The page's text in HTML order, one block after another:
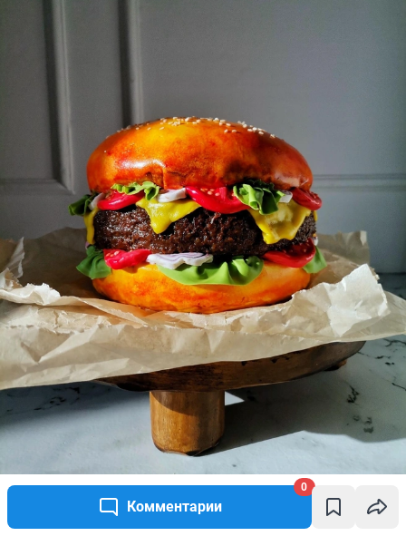
Комментарии
0
Сладкий гамбургер
Источник: Мария Воробьева